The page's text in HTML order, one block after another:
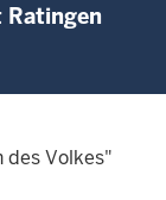
des Volkes"